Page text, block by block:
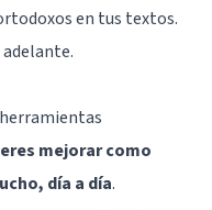
en tus textos.
mejorar como
día a día.